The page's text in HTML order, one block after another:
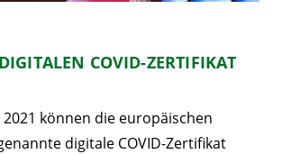
COVID-ZERTIFIKAT
2021 können die europäischen
digitale COVID-Zertifikat